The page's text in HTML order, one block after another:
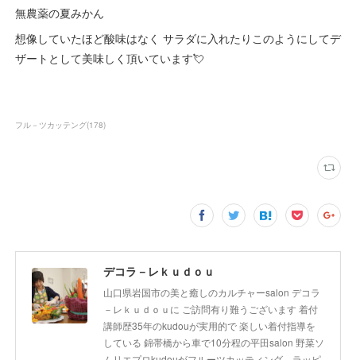
無農薬の夏みかん
想像していたほど酸味はなく サラダに入れたりこのようにしてデ
ザートとして美味しく頂いています💘
フル－ツカッテング(178)
デコラ－レｋｕｄｏｕ
山口県岩国市の美と癒しのカルチャーsalon デコラ
－レｋｕｄｏｕに ご訪問有り難うございます 着付
講師歴35年のkudouが実用的で 楽しい着付指導を
している 錦帯橋から車で10分程の平田salon 野菜ソ